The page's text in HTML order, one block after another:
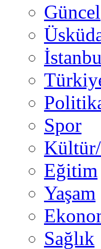
Güncel
Spor
Eğitim
Yaşam
Sağlık